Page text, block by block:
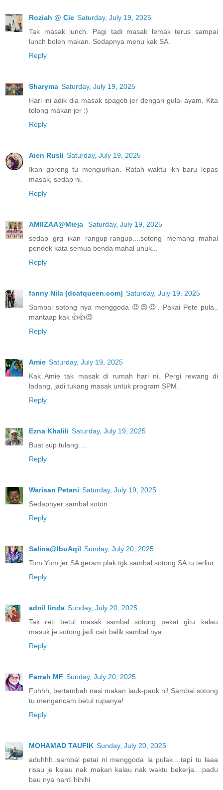
Roziah @ Cie Saturday, July 19, 2025
Tak masak lunch. Pagi tadi masak lemak terus sampai
lunch boleh makan. Sedapnya menu kak SA.
Reply
Sharyma Saturday, July 19, 2025
Hari ini adik dia masak spageti jer dengan gulai ayam. Kita
tolong makan jer :)
Reply
Aien Rusli Saturday, July 19, 2025
Ikan goreng tu mengiurkan. Ratah waktu ikn baru lepas
masak, sedap ni.
Reply
AMIIZAA@Mieja
Saturday, July 19, 2025
sedap grg ikan rangup-rangup....sotong memang mahal
pendek kata semua benda mahal uhuk...
Reply
fanny Nila (dcatqueen.com) Saturday, July 19, 2025
Sambal sotong nya menggoda 😍😍😍. Pakai Pete pula..
mantaap kak 👍👍😍
Reply
Amie Saturday, July 19, 2025
Kak Amie tak masak di rumah hari ni. Pergi rewang di
ladang, jadi tukang masak untuk program SPM.
Reply
Ezna Khalili Saturday, July 19, 2025
Buat sup tulang....
Reply
Warisan Petani Saturday, July 19, 2025
Sedapnyer sambal soton
Reply
Salina@IbuAqil Sunday, July 20, 2025
Tom Yum jer SA geram plak tgk sambal sotong SA tu terliur
Reply
adnil linda Sunday, July 20, 2025
Tak reti betul masak sambal sotong pekat gitu...kalau
masuk je sotong,jadi cair balik sambal nya
Reply
Farrah MF Sunday, July 20, 2025
Fuhhh, bertambah nasi makan lauk-pauk ni! Sambal sotong
tu mengancam betul rupanya!
Reply
MOHAMAD TAUFIK Sunday, July 20, 2025
aduhhh..sambal petai ni menggoda la pulak....tapi tu laaa
risau je kalau nak makan kalau nak waktu bekerja....padu
bau nya nanti hihihi